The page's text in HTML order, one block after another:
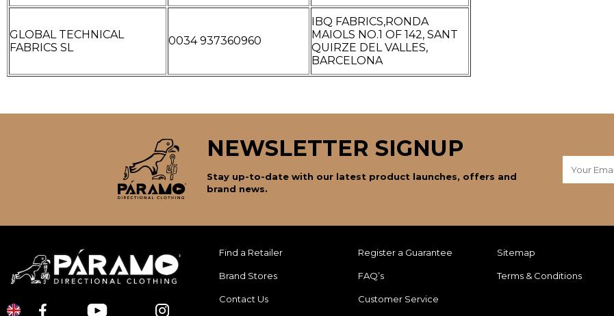
GLOBAL TECHNICAL
FABRICS SL
0034 937360960
IBQ FABRICS,RONDA
MAIOLS NO.1 OF 142, SANT
QUIRZE DEL VALLES,
BARCELONA
NEWSLETTER SIGNUP
Stay up-to-date with our latest product launches, offers and
brand news.
Find a Retailer
Brand Stores
Contact Us
Register a Guarantee
FAQ’s
Customer Service
Sitemap
Terms & Conditions